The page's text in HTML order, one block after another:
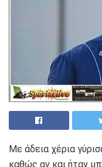
Με άδεια χέρια
καθώς αν και ήταν